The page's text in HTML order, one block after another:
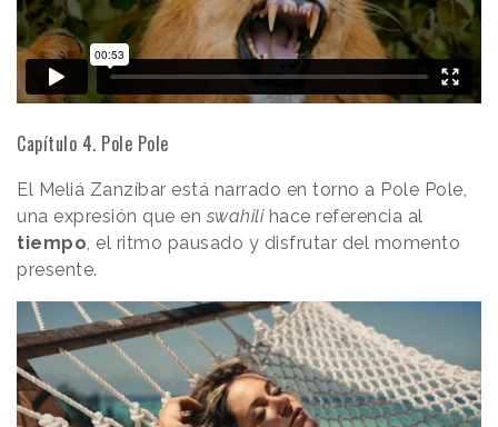
Capítulo 4. Pole Pole
El Meliá Zanzíbar está narrado en torno a Pole Pole,
una expresión que en swahili hace referencia al
tiempo, el ritmo pausado y disfrutar del momento
presente.